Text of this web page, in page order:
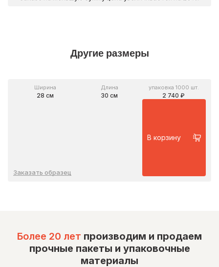
Другие размеры
Ширина
28 см
Длина
30 см
упаковка 1000 шт.
2 740 ₽
Заказать образец
В корзину
Более 20 лет производим и продаем
прочные пакеты и упаковочные
материалы